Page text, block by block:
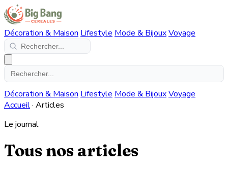
Décoration & Maison Lifestyle Mode & BijouxVoyage
Décoration & Maison Lifestyle Mode & BijouxVoyage
Accueil· Articles
Le journal
Tous nos articles